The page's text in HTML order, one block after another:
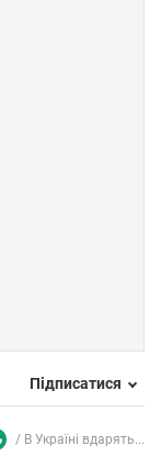
Підписатися
В Україні вдарять...